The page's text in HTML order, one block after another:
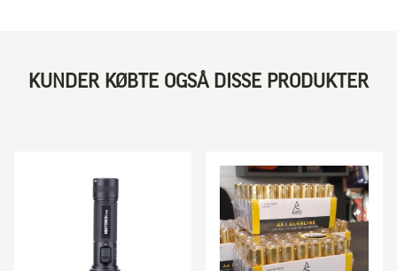
KUNDER KØBTE OGSÅ DISSE PRODUKTER